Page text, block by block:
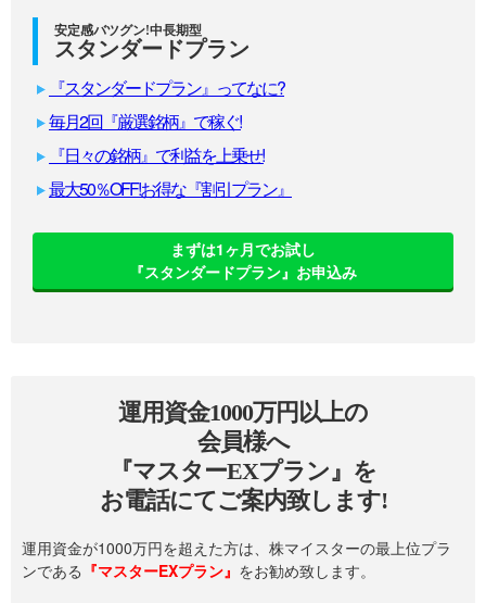
安定感バツグン!中長期型
スタンダードプラン
『スタンダードプラン』ってなに?
毎月2回『厳選銘柄』で稼ぐ!
『日々の銘柄』で利益を上乗せ!
最大50％OFF!お得な『割引プラン』
まずは1ヶ月でお試し
『スタンダードプラン』お申込み
運用資金1000万円以上の
会員様へ
『マスターEXプラン』を
お電話にてご案内致します!
運用資金が1000万円を超えた方は、株マイスターの最上位プラ
ンである 『マスターEXプラン』 をお勧め致します。